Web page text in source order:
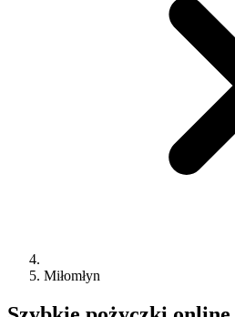
Miłomłyn